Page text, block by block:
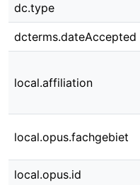
dc.type
dcterms.dateAccepted
local.affiliation
local.opus.fachgebiet
local.opus.id